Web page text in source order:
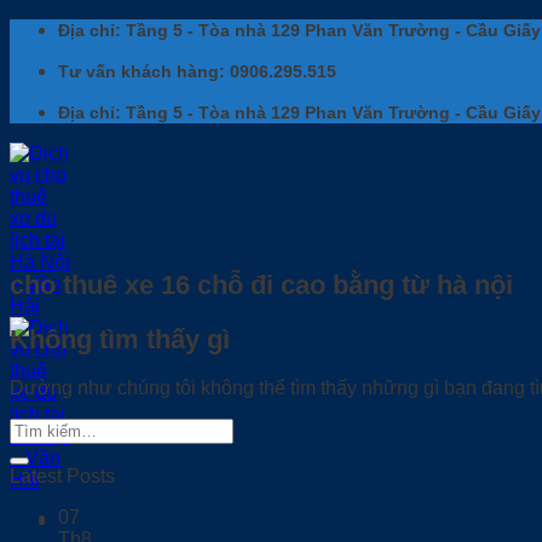
Địa chỉ: Tầng 5 - Tòa nhà 129 Phan Văn Trường - Cầu
Tư vấn khách hàng: 0906.295.515
Địa chỉ: Tầng 5 - Tòa nhà 129 Phan Văn Trường - Cầu
cho thuê xe 16 chỗ đi cao bằng từ hà nội
Không tìm thấy gì
Dường như chúng tôi không thể tìm thấy những gì bạn đang
Latest Posts
07